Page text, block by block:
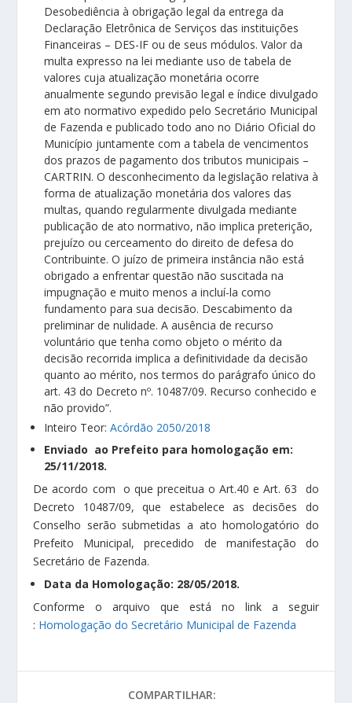
Desobediência à obrigação legal da entrega da
Declaração Eletrônica de Serviços das instituições
Financeiras – DES-IF ou de seus módulos. Valor da
multa expresso na lei mediante uso de tabela de
valores cuja atualização monetária ocorre
anualmente segundo previsão legal e índice divulgado
em ato normativo expedido pelo Secretário Municipal
de Fazenda e publicado todo ano no Diário Oficial do
Município juntamente com a tabela de vencimentos
dos prazos de pagamento dos tributos municipais –
CARTRIN. O desconhecimento da legislação relativa à
forma de atualização monetária dos valores das
multas, quando regularmente divulgada mediante
publicação de ato normativo, não implica preterição,
prejuízo ou cerceamento do direito de defesa do
Contribuinte. O juízo de primeira instância não está
obrigado a enfrentar questão não suscitada na
impugnação e muito menos a incluí-la como
fundamento para sua decisão. Descabimento da
preliminar de nulidade. A ausência de recurso
voluntário que tenha como objeto o mérito da
decisão recorrida implica a definitividade da decisão
quanto ao mérito, nos termos do parágrafo único do
art. 43 do Decreto nº. 10487/09. Recurso conhecido e
não provido”.
Inteiro Teor:Acórdão 2050/2018
Enviado ao Prefeito para homologação em:
25/11/2018.
De acordo com o que preceitua o Art.40 e Art. 63 do
Decreto 10487/09, que estabelece as decisões do
Conselho serão submetidas a ato homologatório do
Prefeito Municipal, precedido de manifestação do
Secretário de Fazenda.
Data da Homologação: 28/05/2018.
Conforme o arquivo que está no link a seguir
: Homologação do Secretário Municipal de Fazenda
COMPARTILHAR: